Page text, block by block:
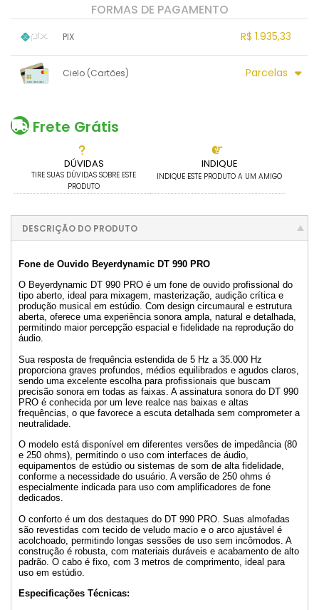
DÚVIDAS
TIRE SUAS DÚVIDAS SOBRE ESTE
PRODUTO
INDIQUE
INDIQUE ESTE PRODUTO A UM AMIGO
FORMAS DE PAGAMENTO
PIX R$ 1.935,33
.
Cielo (Cartões) Parcelas
3x sem juros de R$ 693,67
4x sem juros de R$ 520,25
5x sem juros de R$ 416,20
6x sem juros de R$ 346,83
.
.
Frete Grátis
DESCRIÇÃO DO PRODUTO
Fone de Ouvido Beyerdynamic DT 990 PRO
O Beyerdynamic DT 990 PRO é um fone de ouvido profissional do
tipo aberto, ideal para mixagem, masterização, audição crítica e
produção musical em estúdio. Com design circumaural e estrutura
aberta, oferece uma experiência sonora ampla, natural e detalhada,
permitindo maior percepção espacial e fidelidade na reprodução do
áudio.
Sua resposta de frequência estendida de 5 Hz a 35.000 Hz
proporciona graves profundos, médios equilibrados e agudos claros,
sendo uma excelente escolha para profissionais que buscam
precisão sonora em todas as faixas. A assinatura sonora do DT 990
PRO é conhecida por um leve realce nas baixas e altas
frequências, o que favorece a escuta detalhada sem comprometer a
neutralidade.
O modelo está disponível em diferentes versões de impedância (80
e 250 ohms), permitindo o uso com interfaces de áudio,
equipamentos de estúdio ou sistemas de som de alta fidelidade,
conforme a necessidade do usuário. A versão de 250 ohms é
especialmente indicada para uso com amplificadores de fone
dedicados.
O conforto é um dos destaques do DT 990 PRO. Suas almofadas
são revestidas com tecido de veludo macio e o arco ajustável é
acolchoado, permitindo longas sessões de uso sem incômodos. A
construção é robusta, com materiais duráveis e acabamento de alto
padrão. O cabo é fixo, com 3 metros de comprimento, ideal para
uso em estúdio.
Especificações Técnicas: